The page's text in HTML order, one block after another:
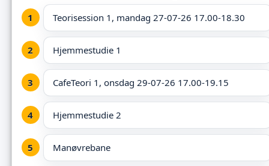
Teorisession 1, mandag 27-07-26 17.00-18.30
Hjemmestudie 1
CafeTeori 1, onsdag 29-07-26 17.00-19.15
Hjemmestudie 2
Manøvrebane